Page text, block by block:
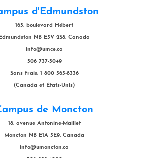
d'Edmundston
165, boulevard Hébert
Edmundston NB E3V 2S8, Canada
info@umce.ca
506 737-5049
Sans frais: 1 800 363-8336
(Canada et États-Unis)
de Moncton
18, avenue Antonine-Maillet
Moncton NB E1A 3E9, Canada
info@umoncton.ca